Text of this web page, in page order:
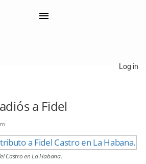
Clascal
Log in
a Fidel
Castro en La Habana.